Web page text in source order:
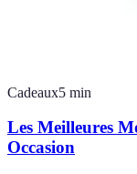
Cadeaux5 min
Les Meilleures
Occasion